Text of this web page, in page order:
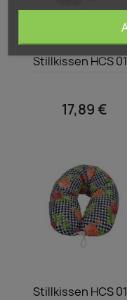
Vorschau
Stillkissen HCS
17,89 €
 Vorschau
Stillkissen HCS